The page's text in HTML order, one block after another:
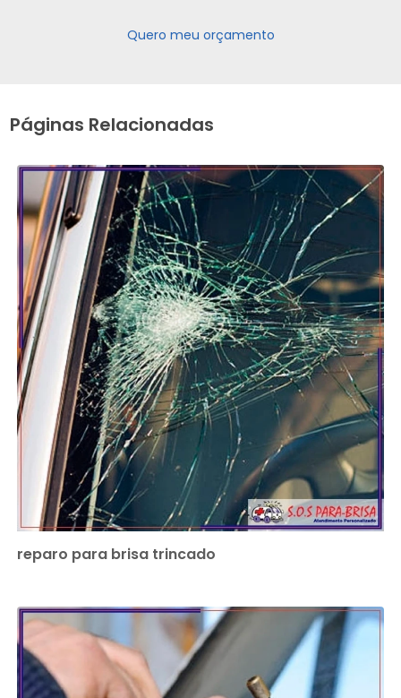
Quero meu orçamento
Páginas Relacionadas
reparo para brisa trincado